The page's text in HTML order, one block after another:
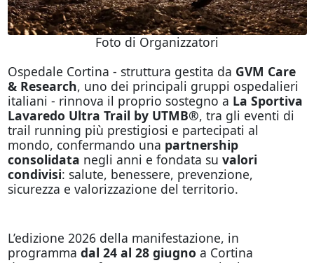
Foto di Organizzatori
Ospedale Cortina - struttura gestita da GVM Care
& Research, uno dei principali gruppi ospedalieri
italiani - rinnova il proprio sostegno a La Sportiva
Lavaredo Ultra Trail by UTMB®, tra gli eventi di
trail running più prestigiosi e partecipati al
mondo, confermando una partnership
consolidata negli anni e fondata su valori
condivisi: salute, benessere, prevenzione,
sicurezza e valorizzazione del territorio.
L’edizione 2026 della manifestazione, in
programma dal 24 al 28 giugno a Cortina